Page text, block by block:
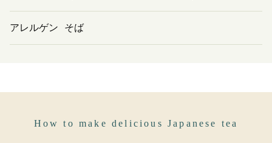
アレルゲン そば
How to make delicious Japanese tea